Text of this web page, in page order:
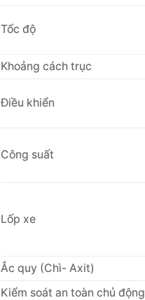
Tốc độ
Khoảng cách trục
Điều khiển
Công suất
Lốp xe
Ắc quy (Chì- Axit)
Kiểm soát an toàn chủ động